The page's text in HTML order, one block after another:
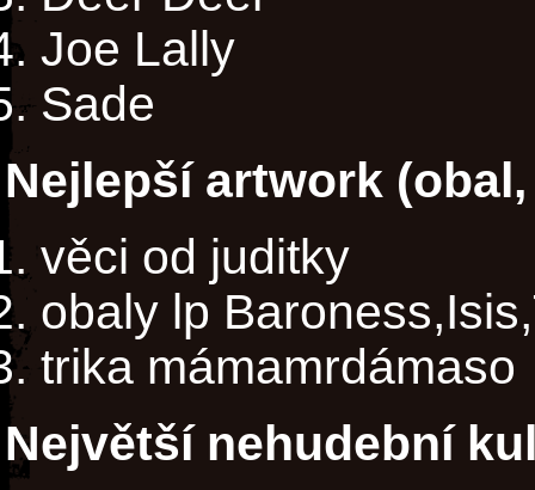
Joe Lally
Sade
Nejlepší artwork
věci od juditky
obaly lp
trika mámamrdámaso
Největší nehudební